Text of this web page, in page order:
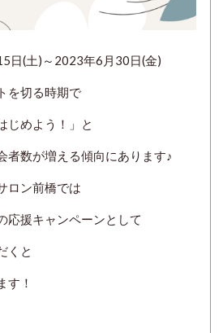
日(土)～2023年6月30日(金)
を切る時期で
じめよう！」と
者数が増える傾向にあります♪
ロン前橋では
応援キャンペーンとして
くと
す！